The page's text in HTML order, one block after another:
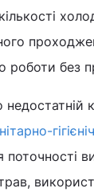
роботи без